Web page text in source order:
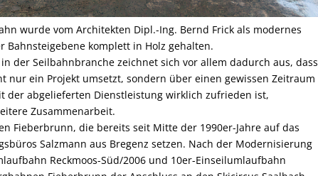
wurde vom Architekten Dipl.-Ing. Bernd Frick als modernes
Bahnsteigebene komplett in Holz gehalten.
der Seilbahnbranche zeichnet sich vor allem dadurch aus, dass
nur ein Projekt umsetzt, sondern über einen gewissen Zeitraum
der abgelieferten Dienstleistung wirklich zufrieden ist,
Zusammenarbeit.
Fieberbrunn, die bereits seit Mitte der 1990er-Jahre auf das
Salzmann aus Bregenz setzen. Nach der Modernisierung
Reckmoos-Süd/2006 und 10er-Einseilumlaufbahn